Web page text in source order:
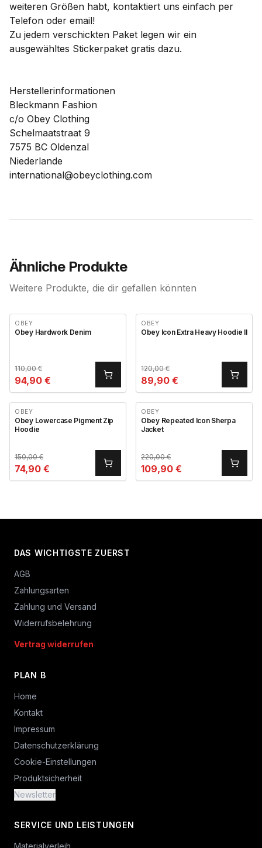
weiteren Größen habt, kontaktiert uns einfach per
Telefon oder email!
Zu jedem verschickten Paket legen wir ein
ausgewähltes Stickerpaket gratis dazu.
Herstellerinformationen
Bleckmann Fashion
c/o Obey Clothing
Schelmaatstraat 9
7575 BC Oldenzal
Niederlande
international@obeyclothing.com
Ähnliche Produkte
Weitere Produkte, die dir gefallen könnten
OBEY
Obey Hardwork Denim
110,00€
94,90 €
OBEY
Obey Icon Extra Heavy Hoodie II
120,00€
89,90 €
OBEY
Obey Lowercase Pigment Zip
Hoodie
150,00€
74,90 €
OBEY
Obey Repeated Icon Sherpa
Jacket
220,00€
109,90 €
DAS WICHTIGSTE ZUERST
AGB
Zahlungsarten
Zahlung und Versand
Widerrufsbelehrung
Vertrag widerrufen
PLAN B
Home
Kontakt
Impressum
Datenschutzerklärung
Cookie-Einstellungen
Produktsicherheit
Newsletter
SERVICE UND LEISTUNGEN
Materialverleih